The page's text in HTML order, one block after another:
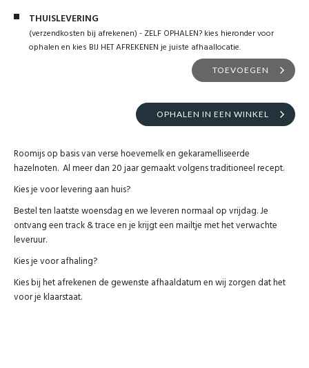
THUISLEVERING
(verzendkosten bij afrekenen) - ZELF OPHALEN? kies hieronder voor
ophalen en kies BIJ HET AFREKENEN je juiste afhaallocatie.
TOEVOEGEN
OPHALEN IN EEN WINKEL
Roomijs op basis van verse hoevemelk en gekaramelliseerde
hazelnoten. Al meer dan 20 jaar gemaakt volgens traditioneel recept.
Kies je voor levering aan huis?
Bestel ten laatste woensdag en we leveren normaal op vrijdag. Je
ontvang een track & trace en je krijgt een mailtje met het verwachte
leveruur.
Kies je voor afhaling?
Kies bij het afrekenen de gewenste afhaaldatum en wij zorgen dat het
voor je klaarstaat.